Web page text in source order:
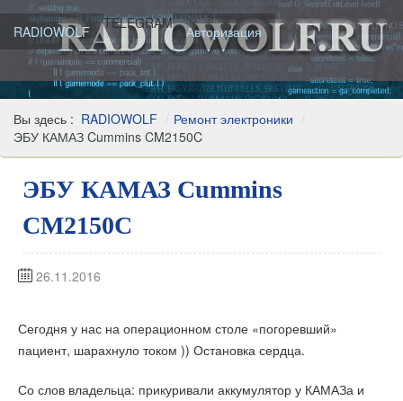
RADIOWOLF TELEGRAM Авторизация
Вы здесь : RADIOWOLF / Ремонт электроники /
ЭБУ КАМАЗ Cummins CM2150C
ЭБУ КАМАЗ Cummins
CM2150C
26.11.2016
Сегодня у нас на операционном столе «погоревший»
пациент, шарахнуло током )) Остановка сердца.
Со слов владельца: прикуривали аккумулятор у КАМАЗа и